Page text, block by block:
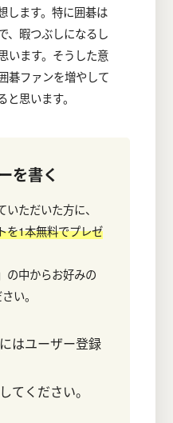
します。特に囲碁は
、暇つぶしになるし
います。そうした意
碁ファンを増やして
思います。
を書く
ただいた方に、
を1本無料でプレゼ
の中からお好みの
い。
はユーザー登録
してください。